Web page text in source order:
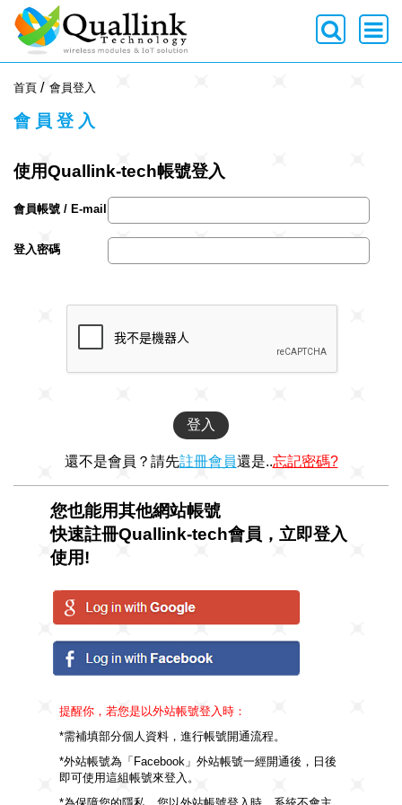
首頁 會員登入
會員登入
使用Quallink-tech帳號登入
會員帳號 / E-mail
登入密碼
還不是會員？請先註冊會員還是..忘記密碼?
您也能用其他網站帳號
快速註冊Quallink-tech會員，立即登入
使用!
提醒你，若您是以外站帳號登入時：
*需補填部分個人資料，進行帳號開通流程。
*外站帳號為「Facebook」外站帳號一經開通後，日後
即可使用這組帳號來登入。